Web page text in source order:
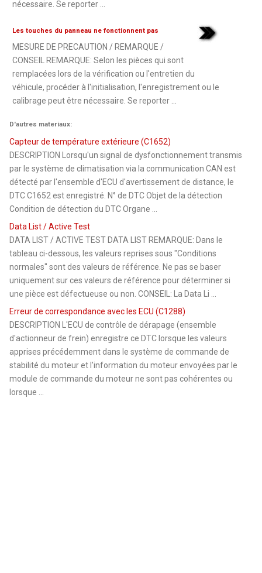
nécessaire. Se reporter ...
Les touches du panneau ne fonctionnent pas
MESURE DE PRECAUTION / REMARQUE /
CONSEIL REMARQUE: Selon les pièces qui sont
remplacées lors de la vérification ou l'entretien du
véhicule, procéder à l'initialisation, l'enregistrement ou le
calibrage peut être nécessaire. Se reporter ...
D'autres materiaux:
Capteur de température extérieure (C1652)
DESCRIPTION Lorsqu'un signal de dysfonctionnement transmis
par le système de climatisation via la communication CAN est
détecté par l'ensemble d'ECU d'avertissement de distance, le
DTC C1652 est enregistré. N° de DTC Objet de la détection
Condition de détection du DTC Organe ...
Data List / Active Test
DATA LIST / ACTIVE TEST DATA LIST REMARQUE: Dans le
tableau ci-dessous, les valeurs reprises sous "Conditions
normales" sont des valeurs de référence. Ne pas se baser
uniquement sur ces valeurs de référence pour déterminer si
une pièce est défectueuse ou non. CONSEIL: La Data Li ...
Erreur de correspondance avec les ECU (C1288)
DESCRIPTION L'ECU de contrôle de dérapage (ensemble
d'actionneur de frein) enregistre ce DTC lorsque les valeurs
apprises précédemment dans le système de commande de
stabilité du moteur et l'information du moteur envoyées par le
module de commande du moteur ne sont pas cohérentes ou
lorsque ...